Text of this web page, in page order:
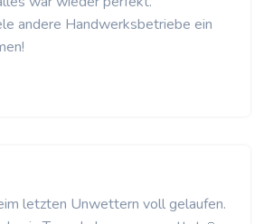
andere Handwerksbetriebe ein
letzten Unwettern voll gelaufen.